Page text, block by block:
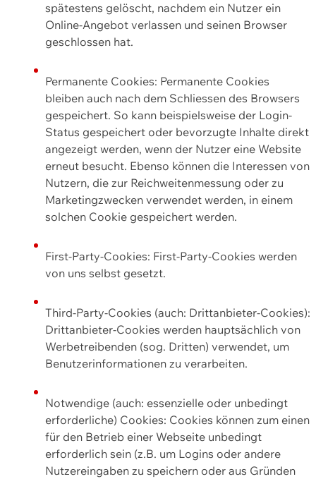
spätestens gelöscht, nachdem ein Nutzer ein
Online-Angebot verlassen und seinen Browser
geschlossen hat.
Permanente Cookies: Permanente Cookies
bleiben auch nach dem Schliessen des Browsers
gespeichert. So kann beispielsweise der Login-
Status gespeichert oder bevorzugte Inhalte direkt
angezeigt werden, wenn der Nutzer eine Website
erneut besucht. Ebenso können die Interessen von
Nutzern, die zur Reichweitenmessung oder zu
Marketingzwecken verwendet werden, in einem
solchen Cookie gespeichert werden.
First-Party-Cookies: First-Party-Cookies werden
von uns selbst gesetzt.
Third-Party-Cookies (auch: Drittanbieter-Cookies):
Drittanbieter-Cookies werden hauptsächlich von
Werbetreibenden (sog. Dritten) verwendet, um
Benutzerinformationen zu verarbeiten.
Notwendige (auch: essenzielle oder unbedingt
erforderliche) Cookies: Cookies können zum einen
für den Betrieb einer Webseite unbedingt
erforderlich sein (z.B. um Logins oder andere
Nutzereingaben zu speichern oder aus Gründen